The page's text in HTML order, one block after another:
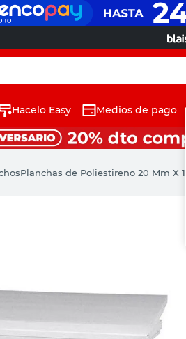
Hacelo Easy Medios de pago
Planchas de Poliestireno 20 Mm X